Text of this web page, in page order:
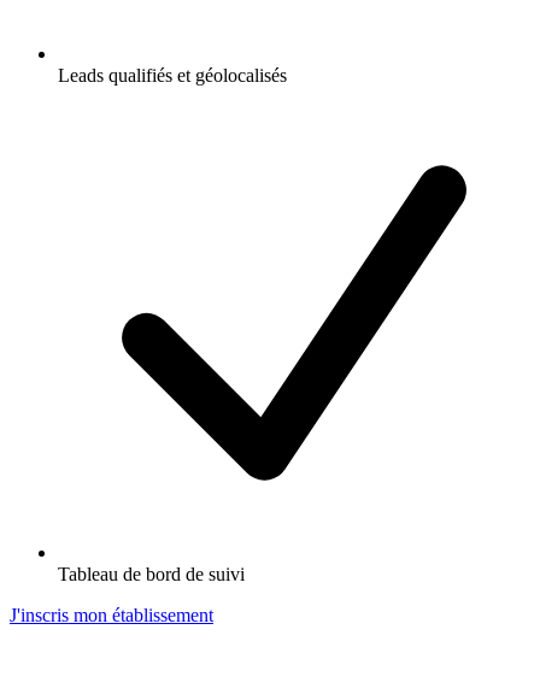
Leads qualifiés et géolocalisés
Tableau de bord de suivi
J'inscris mon établissement